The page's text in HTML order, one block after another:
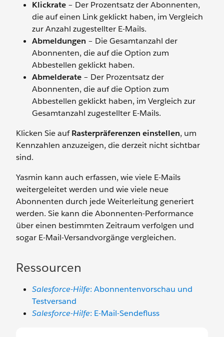
Klickrate – Der Prozentsatz der Abonnenten,
die auf einen Link geklickt haben, im Vergleich
zur Anzahl zugestellter E-Mails.
Abmeldungen – Die Gesamtanzahl der
Abonnenten, die auf die Option zum
Abbestellen geklickt haben.
Abmelderate – Der Prozentsatz der
Abonnenten, die auf die Option zum
Abbestellen geklickt haben, im Vergleich zur
Gesamtanzahl zugestellter E-Mails.
Klicken Sie aufRasterpräferenzen einstellen, um
Kennzahlen anzuzeigen, die derzeit nicht sichtbar
sind.
Yasmin kann auch erfassen, wie viele E-Mails
weitergeleitet werden und wie viele neue
Abonnenten durch jede Weiterleitung generiert
werden. Sie kann die Abonnenten-Performance
über einen bestimmten Zeitraum verfolgen und
sogar E-Mail-Versandvorgänge vergleichen.
Ressourcen
Salesforce-Hilfe: Abonnentenvorschau und
Testversand
Salesforce-Hilfe: E-Mail-Sendefluss